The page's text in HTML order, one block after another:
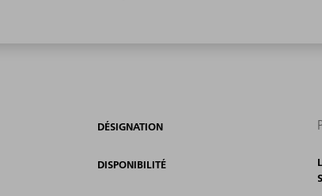
DÉSIGNATION
DISPONIBILITÉ